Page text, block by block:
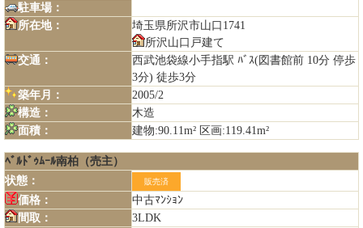
駐車場：
所在地：
埼玉県所沢市山口1741
所沢山口戸建て
交通：
西武池袋線小手指駅 ﾊﾞｽ(図書館前 10分 停歩
3分) 徒歩3分
築年月：
2005/2
構造：
木造
面積：
建物:90.11m² 区画:119.41m²
ﾍﾞﾙﾄﾞｩﾑｰﾙ南柏（売主）
状態：
販売済
価格：
中古ﾏﾝｼｮﾝ
間取：
3LDK